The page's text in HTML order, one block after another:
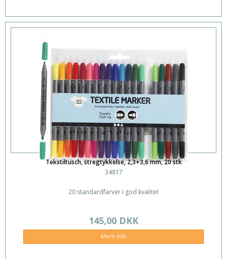
Tekstiltusch, stregtykkelse, 2,3+3,6 mm, 20 stk
34817
20 standardfarver i god kvalitet
145,00 DKK
Mere info